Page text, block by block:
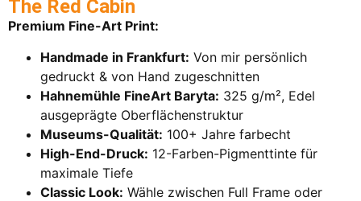
The Red Cabin
Premium Fine-Art Print:
Handmade in Frankfurt: Von mir persönlich
gedruckt & von Hand zugeschnitten
Hahnemühle FineArt Baryta: 325 g/m², Edel
ausgeprägte Oberflächenstruktur
Museums-Qualität: 100+ Jahre farbecht
High-End-Druck: 12-Farben-Pigmenttinte für
maximale Tiefe
Classic Look: Wähle zwischen Full Frame oder